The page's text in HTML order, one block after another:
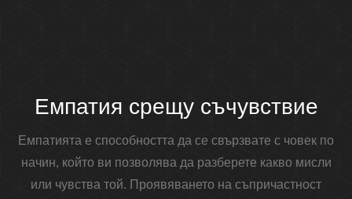
Емпатия срещу съчувствие
Емпатията е способността да се свързвате с човек по
начин, който ви позволява да разберете какво мисли
или чувства той. Проявяването на съпричастност